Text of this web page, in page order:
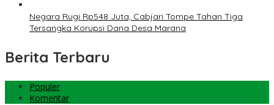
Negara Rugi Rp548 Juta, Cabjari Tompe Tahan Tiga
Tersangka Korupsi Dana Desa Marana
Berita Terbaru
Populer
Komentar